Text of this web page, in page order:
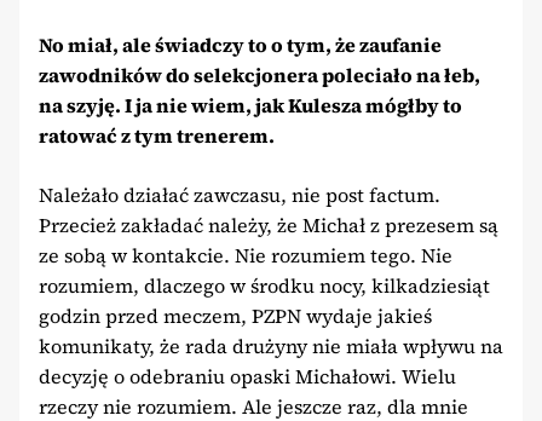
No miał, ale świadczy to o tym, że zaufanie
zawodników do selekcjonera poleciało na łeb,
na szyję. I ja nie wiem, jak Kulesza mógłby to
ratować z tym trenerem.
Należało działać zawczasu, nie post factum.
Przecież zakładać należy, że Michał z prezesem są
ze sobą w kontakcie. Nie rozumiem tego. Nie
rozumiem, dlaczego w środku nocy, kilkadziesiąt
godzin przed meczem, PZPN wydaje jakieś
komunikaty, że rada drużyny nie miała wpływu na
decyzję o odebraniu opaski Michałowi. Wielu
rzeczy nie rozumiem. Ale jeszcze raz, dla mnie